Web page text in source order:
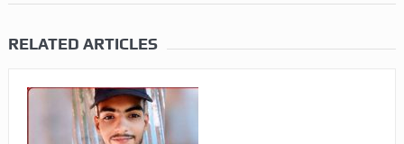
RELATED ARTICLES